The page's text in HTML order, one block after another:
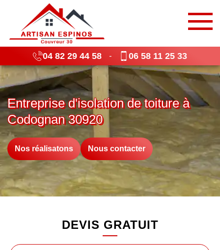
04 82 29 44 58 - 06 58 11 25 33
Entreprise d'isolation de toiture à
Codognan 30920
Nos réalisatons Nous contacter
DEVIS GRATUIT